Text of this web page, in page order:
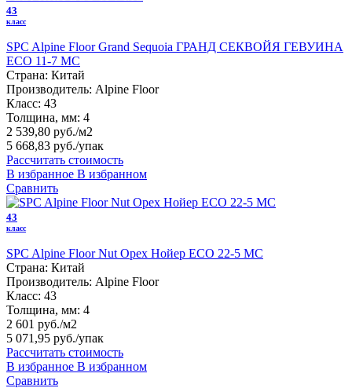
43
класс
SPC Alpine Floor Grand Sequoia ГРАНД СЕКВОЙЯ ГЕВУИНА
ECO 11-7 MC
Страна: Китай
Производитель: Alpine Floor
Класс: 43
Толщина, мм: 4
2 539,80 руб./м2
5 668,83 руб./упак
Рассчитать стоимость
В избранное В избранном
Сравнить
43
класс
SPC Alpine Floor Nut Орех Нойер ECO 22-5 MC
Страна: Китай
Производитель: Alpine Floor
Класс: 43
Толщина, мм: 4
2 601 руб./м2
5 071,95 руб./упак
Рассчитать стоимость
В избранное В избранном
Сравнить